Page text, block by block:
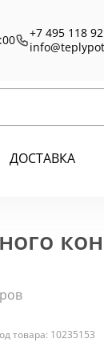
+7 495 118
ДОСТАВКА
товара: 10235153